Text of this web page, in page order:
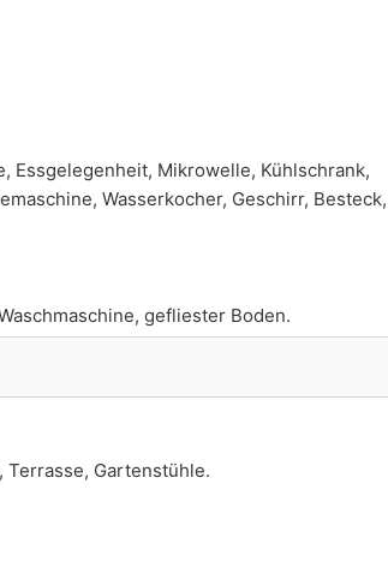
Essgelegenheit, Mikrowelle, Kühlschrank,
Wasserkocher, Geschirr,
gefliester Boden.
Terrasse, Gartenstühle.